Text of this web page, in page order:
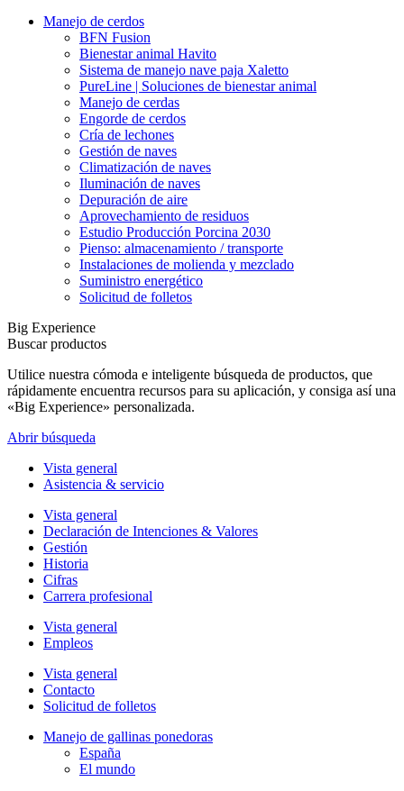
Manejo de cerdos
BFN Fusion
Bienestar animal Havito
Sistema de manejo nave paja Xaletto
PureLine | Soluciones de bienestar animal
Manejo de cerdas
Engorde de cerdos
Cría de lechones
Gestión de naves
Climatización de naves
Iluminación de naves
Depuración de aire
Aprovechamiento de residuos
Estudio Producción Porcina 2030
Pienso: almacenamiento / transporte
Instalaciones de molienda y mezclado
Suministro energético
Solicitud de folletos
Big Experience
Buscar productos
Utilice nuestra cómoda e inteligente búsqueda de productos, que
rápidamente encuentra recursos para su aplicación, y consiga así una
«Big Experience» personalizada.
Abrir búsqueda
Vista general
Asistencia & servicio
Vista general
Declaración de Intenciones & Valores
Gestión
Historia
Cifras
Carrera profesional
Vista general
Empleos
Vista general
Contacto
Solicitud de folletos
Manejo de gallinas ponedoras
España
El mundo